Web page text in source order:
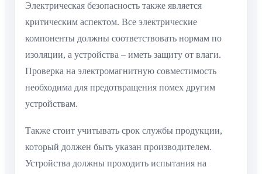
Электрическая безопасность также является
критическим аспектом. Все электрические
компоненты должны соответствовать нормам по
изоляции, а устройства – иметь защиту от влаги.
Проверка на электромагнитную совместимость
необходима для предотвращения помех другим
устройствам.
Также стоит учитывать срок службы продукции,
который должен быть указан производителем.
Устройства должны проходить испытания на